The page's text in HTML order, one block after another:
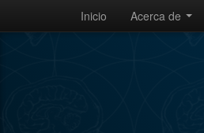
Inicio Acerca de